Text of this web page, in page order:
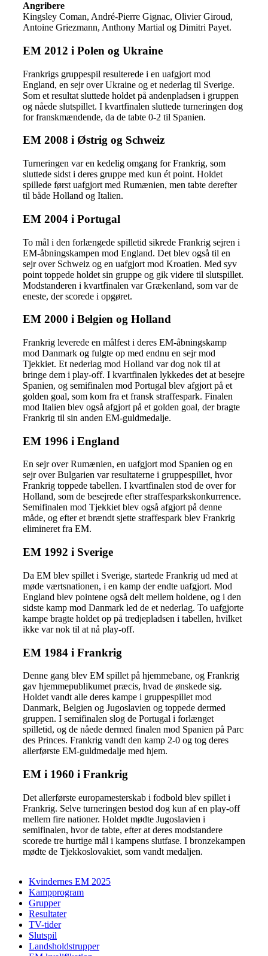
Angribere
Kingsley Coman, André-Pierre Gignac, Olivier Giroud,
Antoine Griezmann, Anthony Martial og Dimitri Payet.
EM 2012 i Polen og Ukraine
Frankrigs gruppespil resulterede i en uafgjort mod
England, en sejr over Ukraine og et nederlag til Sverige.
Som et resultat sluttede holdet på andenpladsen i gruppen
og nåede slutspillet. I kvartfinalen sluttede turneringen dog
for franskmændende, da de tabte 0-2 til Spanien.
EM 2008 i Østrig og Schweiz
Turneringen var en kedelig omgang for Frankrig, som
sluttede sidst i deres gruppe med kun ét point. Holdet
spillede først uafgjort med Rumænien, men tabte derefter
til både Holland og Italien.
EM 2004 i Portugal
To mål i den forlængede spilletid sikrede Frankrig sejren i
EM-åbningskampen mod England. Det blev også til en
sejr over Schweiz og en uafgjort mod Kroatien. Med syv
point toppede holdet sin gruppe og gik videre til slutspillet.
Modstanderen i kvartfinalen var Grækenland, som var de
eneste, der scorede i opgøret.
EM 2000 i Belgien og Holland
Frankrig leverede en målfest i deres EM-åbningskamp
mod Danmark og fulgte op med endnu en sejr mod
Tjekkiet. Et nederlag mod Holland var dog nok til at
bringe dem i play-off. I kvartfinalen lykkedes det at besejre
Spanien, og semifinalen mod Portugal blev afgjort på et
golden goal, som kom fra et fransk straffespark. Finalen
mod Italien blev også afgjort på et golden goal, der bragte
Frankrig til sin anden EM-guldmedalje.
EM 1996 i England
En sejr over Rumænien, en uafgjort mod Spanien og en
sejr over Bulgarien var resultaterne i gruppespillet, hvor
Frankrig toppede tabellen. I kvartfinalen stod de over for
Holland, som de besejrede efter straffesparkskonkurrence.
Semifinalen mod Tjekkiet blev også afgjort på denne
måde, og efter et brændt sjette straffespark blev Frankrig
elimineret fra EM.
EM 1992 i Sverige
Da EM blev spillet i Sverige, startede Frankrig ud med at
møde værtsnationen, i en kamp der endte uafgjort. Mod
England blev pointene også delt mellem holdene, og i den
sidste kamp mod Danmark led de et nederlag. To uafgjorte
kampe bragte holdet op på tredjepladsen i tabellen, hvilket
ikke var nok til at nå play-off.
EM 1984 i Frankrig
Denne gang blev EM spillet på hjemmebane, og Frankrig
gav hjemmepublikumet præcis, hvad de ønskede sig.
Holdet vandt alle deres kampe i gruppespillet mod
Danmark, Belgien og Jugoslavien og toppede dermed
gruppen. I semifinalen slog de Portugal i forlænget
spilletid, og de nåede dermed finalen mod Spanien på Parc
des Princes. Frankrig vandt den kamp 2-0 og tog deres
allerførste EM-guldmedalje med hjem.
EM i 1960 i Frankrig
Det allerførste europamesterskab i fodbold blev spillet i
Frankrig. Selve turneringen bestod dog kun af en play-off
mellem fire nationer. Holdet mødte Jugoslavien i
semifinalen, hvor de tabte, efter at deres modstandere
scorede tre hurtige mål i kampens slutfase. I bronzekampen
mødte de Tjekkoslovakiet, som vandt medaljen.
Kvindernes EM 2025
Kampprogram
Grupper
Resultater
TV-tider
Slutspil
Landsholdstrupper